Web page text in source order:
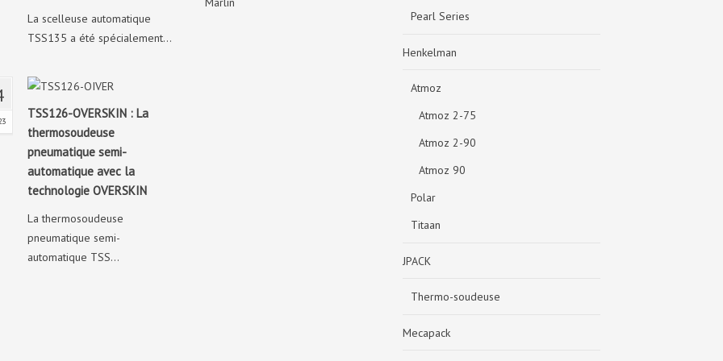
La scelleuse automatique
TSS135 a été spécialement...
TSS126-OVERSKIN : La
thermosoudeuse
pneumatique semi-
automatique avec la
technologie OVERSKIN
La thermosoudeuse
pneumatique semi-
automatique TSS...
Pearl Series
Henkelman
Atmoz
Atmoz 2-75
Atmoz 2-90
Atmoz 90
Polar
Titaan
JPACK
Thermo-soudeuse
Mecapack